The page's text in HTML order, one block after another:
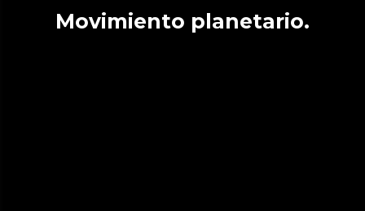
Movimiento planetario.